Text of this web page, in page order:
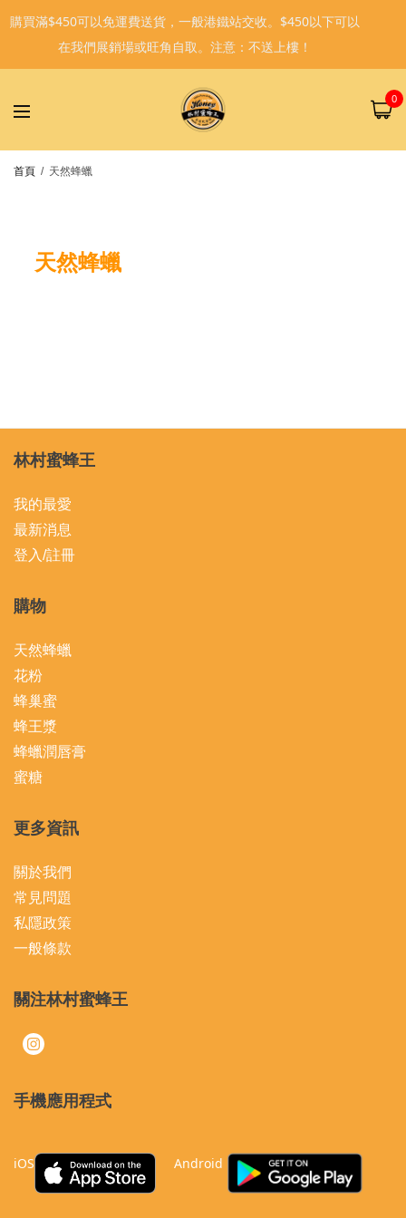
0
首頁 / 天然蜂蠟
天然蜂蠟
林村蜜蜂王
我的最愛
最新消息
登入/註冊
購物
天然蜂蠟
花粉
蜂巢蜜
蜂王漿
蜂蠟潤唇膏
蜜糖
更多資訊
關於我們
常見問題
私隱政策
一般條款
關注林村蜜蜂王
手機應用程式
iOS Android
購買滿$450可以免運費送貨，一般港鐵站交收。$450以下可以
在我們展銷場或旺角自取。注意：不送上樓！